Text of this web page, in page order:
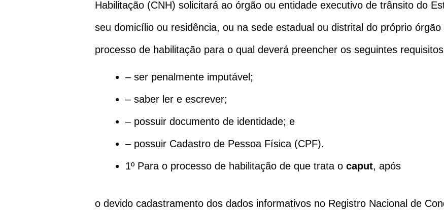
Habilitação (CNH) solicitará ao órgão ou entidade executivo de trânsito do
seu domicílio ou residência, ou na sede estadual ou distrital do próprio
processo de habilitação para o qual deverá preencher os seguintes
– ser penalmente imputável;
– saber ler e escrever;
– possuir documento de identidade; e
– possuir Cadastro de Pessoa Física (CPF).
1º Para o processo de habilitação de que trata o caput, após
o devido cadastramento dos dados informativos no Registro Nacional de